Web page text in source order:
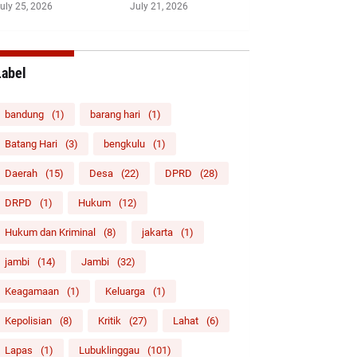
25, 2026 July 21, 2026
bandung (1) barang hari (1)
Batang Hari (3) bengkulu (1)
Daerah (15) Desa (22) DPRD (28)
DRPD (1) Hukum (12)
Hukum dan Kriminal (8) jakarta (1)
jambi (14) Jambi (32)
Keagamaan (1) Keluarga (1)
Kepolisian (8) Kritik (27) Lahat (6)
Lapas (1) Lubuklinggau (101)